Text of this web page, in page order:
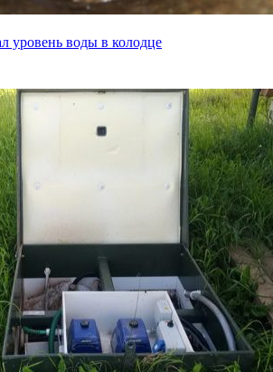
уровень воды в колодце